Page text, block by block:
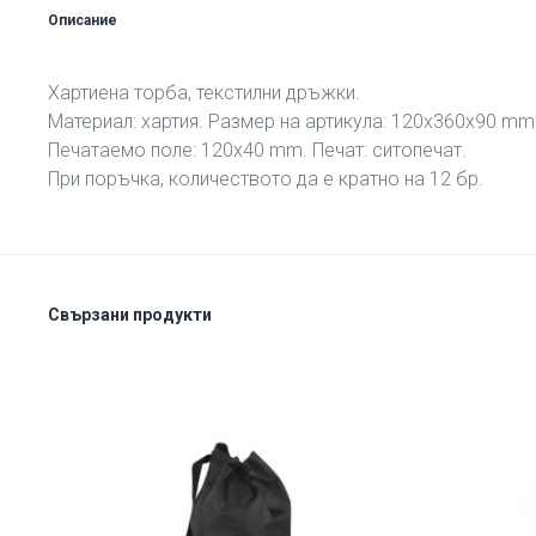
Описание
Хартиена торба, текстилни дръжки.
Материал: хартия. Размер на артикула: 120х360х90
Печатаемо поле: 120х40 mm. Печат: ситопечат.
При поръчка, количеството да е кратно на 12 бр.
Свързани продукти